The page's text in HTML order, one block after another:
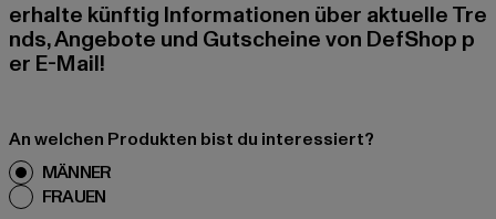
erhalte künftig Informationen über aktuelle Tre
nds, Angebote und Gutscheine von DefShop p
er E-Mail!
An welchen Produkten bist du interessiert?
MÄNNER
FRAUEN